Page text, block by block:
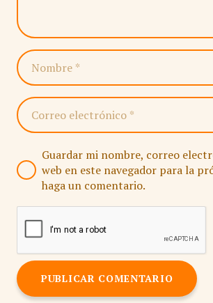
Guardar mi nombre, correo
web en este navegador para la
haga un comentario.
PUBLICAR COMENTARIO